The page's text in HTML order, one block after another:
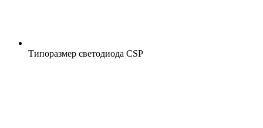
Типоразмер светодиода CSP